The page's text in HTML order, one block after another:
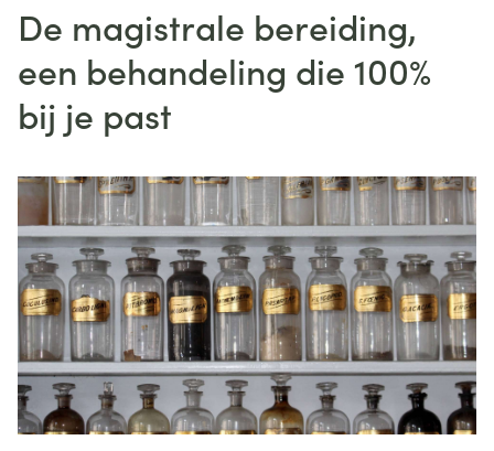
De magistrale bereiding,
een behandeling die 100%
bij je past